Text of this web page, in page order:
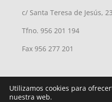
c/ Santa Teresa de Jesús,
Tfno. 956 201 194
Fax 956 277 201
Utilizamos cookies para
nuestra web.